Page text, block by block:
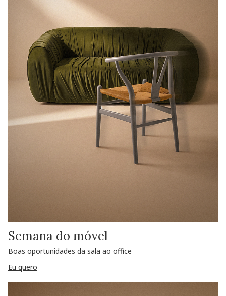
Semana do móvel
Boas oportunidades da sala ao office
Eu quero